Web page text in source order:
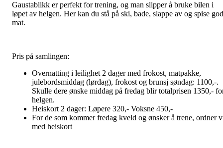
Gaustablikk er perfekt for trening, og man slipper å bruke bilen i
løpet av helgen. Her kan du stå på ski, bade, slappe av og spise god
mat.
Pris på samlingen:
Overnatting i leilighet 2 dager med frokost, matpakke,
julebordsmiddag (lørdag), frokost og brunsj søndag: 1100,-.
Skulle dere ønske middag på fredag blir totalprisen 1350,-
helgen.
Heiskort 2 dager: Løpere 320,- Voksne 450,-
For de som kommer fredag kveld og ønsker å trene, ordner
med heiskort